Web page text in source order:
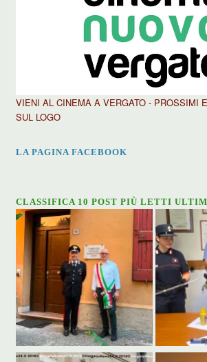
VIENI AL CINEMA A VERGATO - PROSSIMI
SUL LOGO
LA PAGINA FACEBOOK
CLASSIFICA 10 POST PIÙ LETTI